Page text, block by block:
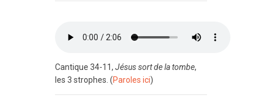
Cantique 34-11, Jésus sort de la tombe,
les 3 strophes. (Paroles ici)